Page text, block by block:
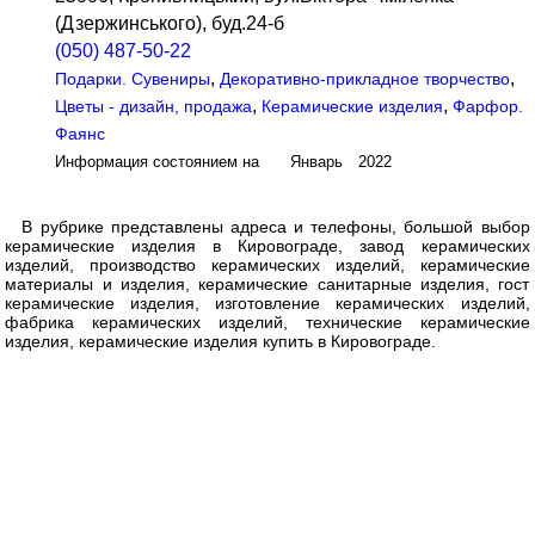
(Дзержинського), буд.24-б
(050) 487-50-22
Подарки. Сувениры, Декоративно-прикладное творчество,
Цветы - дизайн, продажа, Керамические изделия,Фарфор.
Фаянс
Информация состоянием на Январь 2022
В рубрике представлены адреса и телефоны, большой выбор
керамические изделия в Кировограде, завод керамических
изделий, производство керамических изделий, керамические
материалы и изделия, керамические санитарные изделия, гост
керамические изделия, изготовление керамических изделий,
фабрика керамических изделий, технические керамические
изделия, керамические изделия купить в Кировограде.